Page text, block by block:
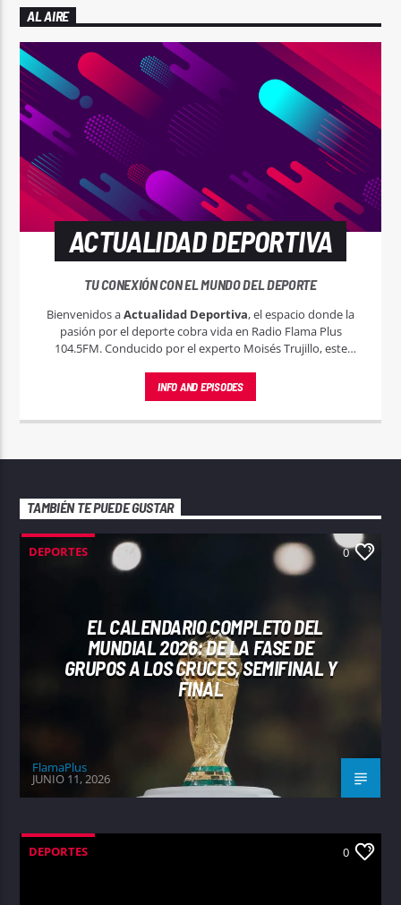
AL AIRE
ACTUALIDAD DEPORTIVA
TU CONEXIÓN CON EL MUNDO DEL DEPORTE
Bienvenidos aActualidad Deportiva, el espacio donde la
pasión por el deporte cobra vida en Radio Flama Plus
104.5FM. Conducido por el experto Moisés Trujillo, este
INFO AND EPISODES
TAMBIÉN TE PUEDE GUSTAR
DEPORTES 0
EL CALENDARIO COMPLETO DEL
MUNDIAL 2026: DE LA FASE DE
GRUPOS A LOS CRUCES, SEMIFINAL Y
FINAL
FlamaPlus
JUNIO 11, 2026
DEPORTES 0